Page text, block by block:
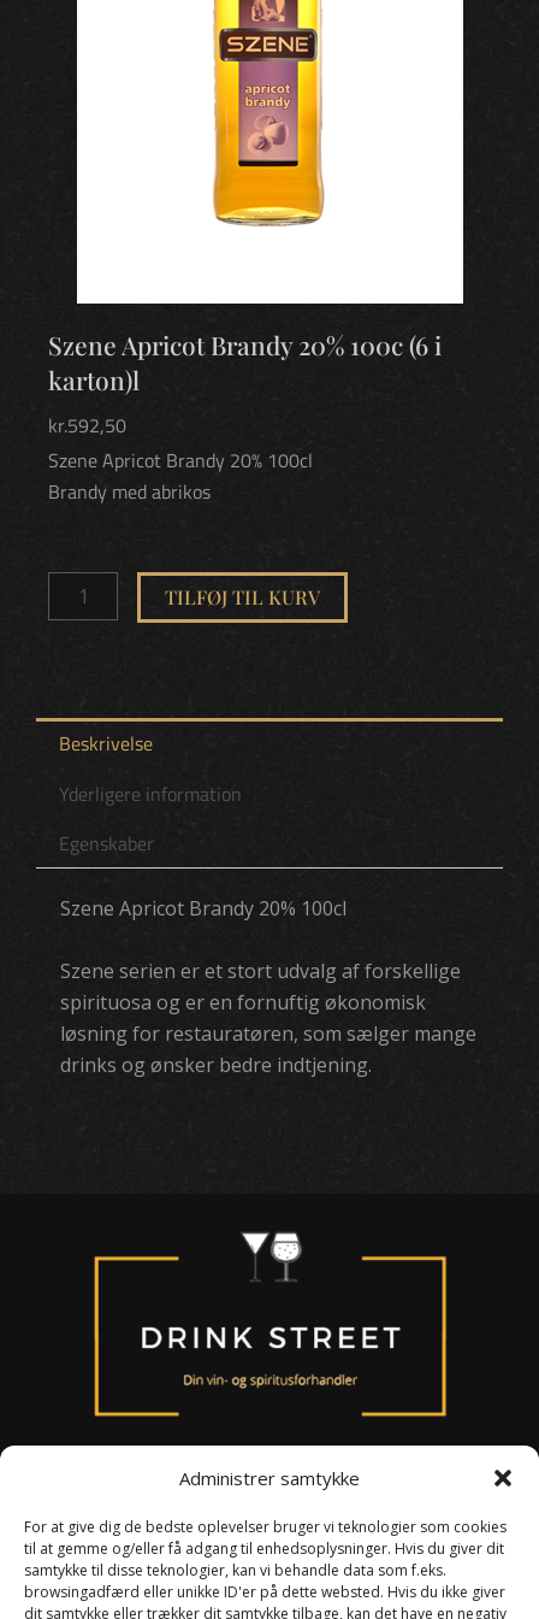
Administrer samtykke
For at give dig de bedste oplevelser bruger vi teknologier som cookies
til at gemme og/eller få adgang til enhedsoplysninger. Hvis du giver dit
samtykke til disse teknologier, kan vi behandle data som f.eks.
browsingadfærd eller unikke ID'er på dette websted. Hvis du ikke giver
dit samtykke eller trækker dit samtykke tilbage, kan det have en negativ
Szene Apricot Brandy 20% 100c (6 i
karton)l
kr.592,50
Szene Apricot Brandy 20% 100cl
Brandy med abrikos
Apricot
Brandy
20%
karton)l
antal
TILFØJ TIL KURV
Beskrivelse
Yderligere information
Egenskaber
Szene Apricot Brandy 20% 100cl
Szene serien er et stort udvalg af forskellige
spirituosa og er en fornuftig økonomisk
løsning for restauratøren, som sælger mange
drinks og ønsker bedre indtjening.
Om os
Persondataloven